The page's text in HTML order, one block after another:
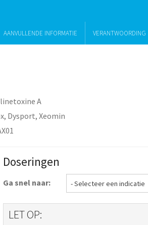
AANVULLENDE INFORMATIE VERANTWOORDING
A
Dysport, Xeomin
Doseringen
Ga snel naar:
LET OP: